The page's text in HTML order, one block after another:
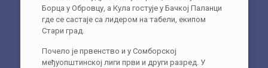
Борца у Обровцу, а Кула гостује у Бачкој Паланци
где се састаје са лидером на табели, екипом
Стари град.
Почело је првенство и у Сомборској
међуопштинској лиги први и други разред. У